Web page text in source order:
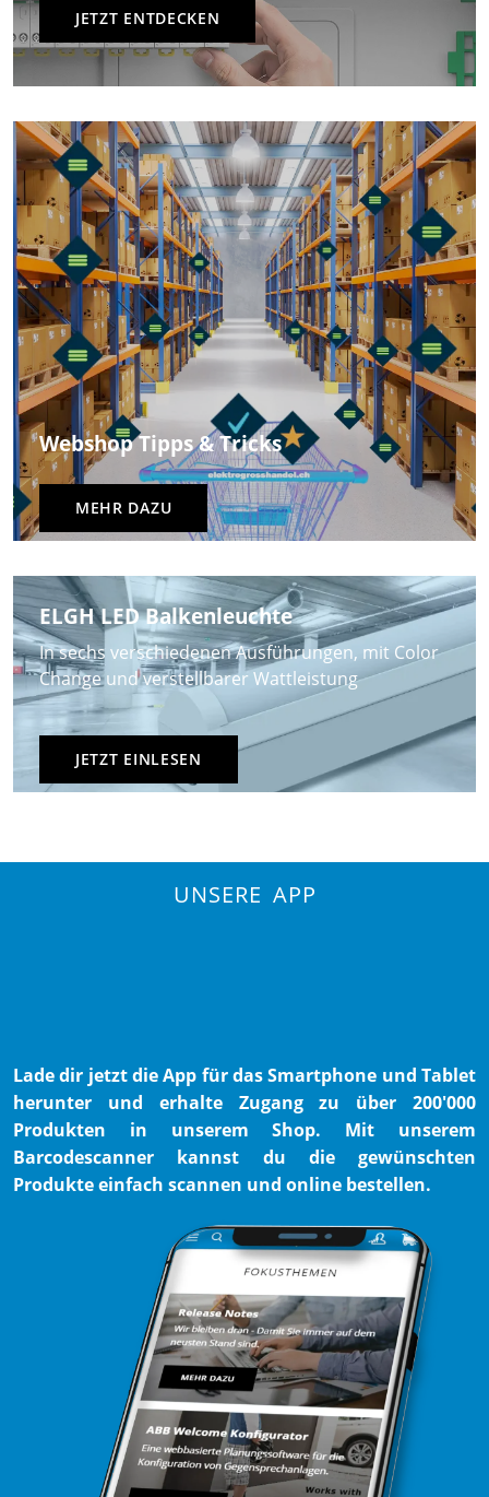
JETZT ENTDECKEN
Webshop Tipps & Tricks
MEHR DAZU
ELGH LED Balkenleuchte
In sechs verschiedenen Ausführungen, mit Color
Change und verstellbarer Wattleistung
JETZT EINLESEN
UNSERE APP
Lade dir jetzt die App für das Smartphone und Tablet
herunter und erhalte Zugang zu über 200'000
Produkten in unserem Shop. Mit unserem
Barcodescanner kannst du die gewünschten
Produkte einfach scannen und online bestellen.